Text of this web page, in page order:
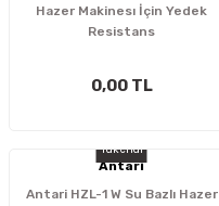
Hazer Makinesı İçin Yedek
Resistans
0,00 TL
Tükendi
Antari
Antari HZL-1 W Su Bazlı Hazer